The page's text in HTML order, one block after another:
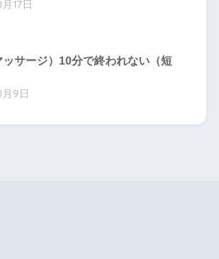
17日
ッサージ）10分で終われない（短
9日